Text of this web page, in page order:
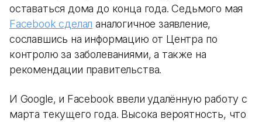
оставаться дома до конца года. Седьмого мая
Facebook сделал аналогичное заявление,
сославшись на информацию от Центра по
контролю за заболеваниями, а также на
рекомендации правительства.
И Google, и Facebook ввели удалённую работу с
марта текущего года. Высока вероятность, что